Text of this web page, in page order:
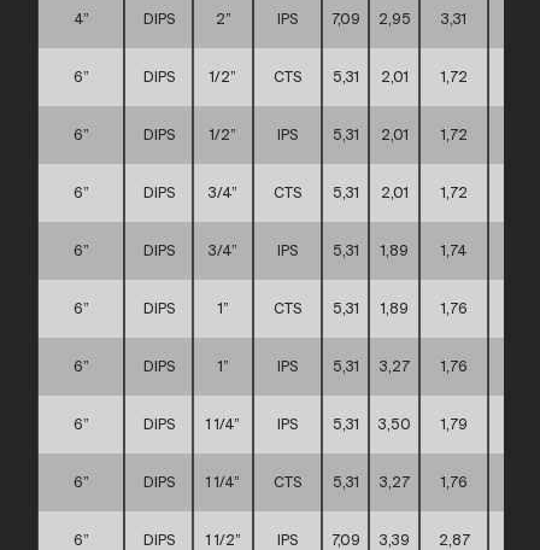
4” DIPS 2” IPS 7,09 2,95 3,31
6” DIPS 1/2” CTS 5,31 2,01 1,72
6” DIPS 1/2” IPS 5,31 2,01 1,72
6” DIPS 3/4” CTS 5,31 2,01 1,72
6” DIPS 3/4” IPS 5,31 1,89 1,74
6” DIPS 1” CTS 5,31 1,89 1,76
6” DIPS 1” IPS 5,31 3,27 1,76
6” DIPS 1 1/4” IPS 5,31 3,50 1,79
6” DIPS 1 1/4” CTS 5,31 3,27 1,76
6” DIPS 1 1/2” IPS 7,09 3,39 2,87